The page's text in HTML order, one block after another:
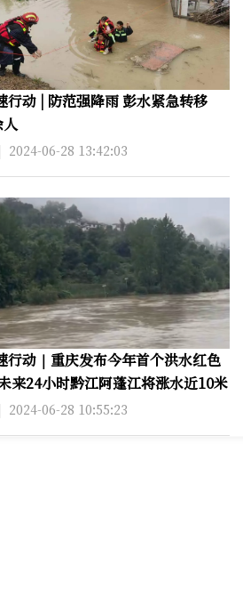
行动 | 防范强降雨 彭水紧急转移
人
2024-06-28 13:42:03
行动｜重庆发布今年首个洪水红色
来24小时黔江阿蓬江将涨水近10米
2024-06-28 10:55:23